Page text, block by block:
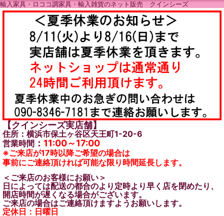
輸入家具・ロココ調家具・輸入雑貨のネット販売 クインシーズ
【クインシーズ実店舗】
住所：横浜市保土ヶ谷区天王町1-20-6
営業時間 ： 11:00～17:00
※ご来店が17時以降ご希望の場合は
事前にご連絡頂ければ可能な限り時間延長します。
＜ご来店のお客様にお願い＞
日によっては配送の都合のより定時より早く店を閉めたり、
開店時間が遅くなる場合がございます。
ご来店の場合はご連絡頂けますようお願いします。
定休日：日曜日